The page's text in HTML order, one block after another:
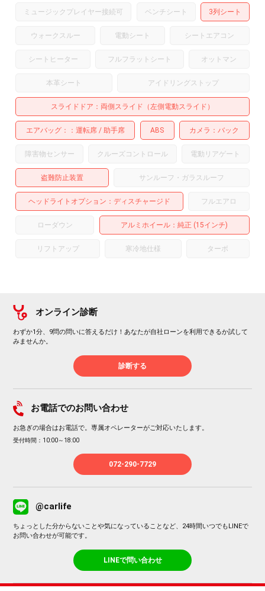
ミュージックプレイヤー接続可 ベンチシート 3列シート
ウォークスルー 電動シート シートエアコン
シートヒーター フルフラットシート オットマン
本革シート アイドリングストップ
スライドドア 両側スライド（左側電動スライド）
エアバッグ： 運転席 助手席 ABS カメラ バック
障害物センサー クルーズコントロール 電動リアゲート
盗難防止装置 サンルーフ・ガラスルーフ
ヘッドライトオプション ディスチャージド フルエアロ
ローダウン アルミホイール ：純正 (15インチ)
リフトアップ 寒冷地仕様 ターボ
オンライン診断
わずか1分、9問の問いに答えるだけ！あなたが自社ローンを利用できるか試して
みませんか。
診断する
お電話でのお問い合わせ
お急ぎの場合はお電話で。専属オペレーターがご対応いたします。
受付時間：10:00～18:00
072-290-7729
@carlife
ちょっとした分からないことや気になっていることなど、24時間いつでもLINEで
お問い合わせが可能です。
LINEで問い合わせ